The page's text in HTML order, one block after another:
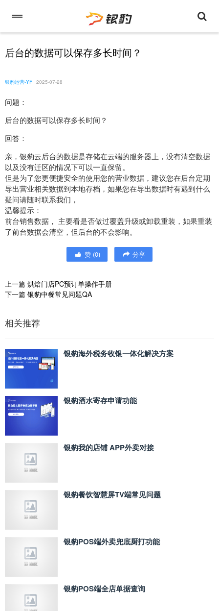
后台的数据可以保存多长时间？
银豹运营-YF 2025-07-28
问题：
后台的数据可以保存多长时间？
回答：
亲，银豹云后台的数据是存储在云端的服务器上，没有清空数据
以及没有迁区的情况下可以一直保留。
但是为了您更便捷安全的使用您的营业数据，建议您在后台定期
导出营业相关数据到本地存档，如果您在导出数据时有遇到什么
疑问请随时联系我们，
温馨提示：
前台销售数据， 主要看是否做过覆盖升级或卸载重装，如果重装
了前台数据会清空，但后台的不会影响。
赞 (0) 分享
上一篇 烘焙门店PC预订单操作手册
下一篇 银豹中餐常见问题QA
相关推荐
银豹海外税务收银一体化解决方案
银豹酒水寄存申请功能
银豹我的店铺 APP外卖对接
银豹餐饮智慧屏TV端常见问题
银豹POS端外卖兜底厨打功能
银豹POS端全店单据查询